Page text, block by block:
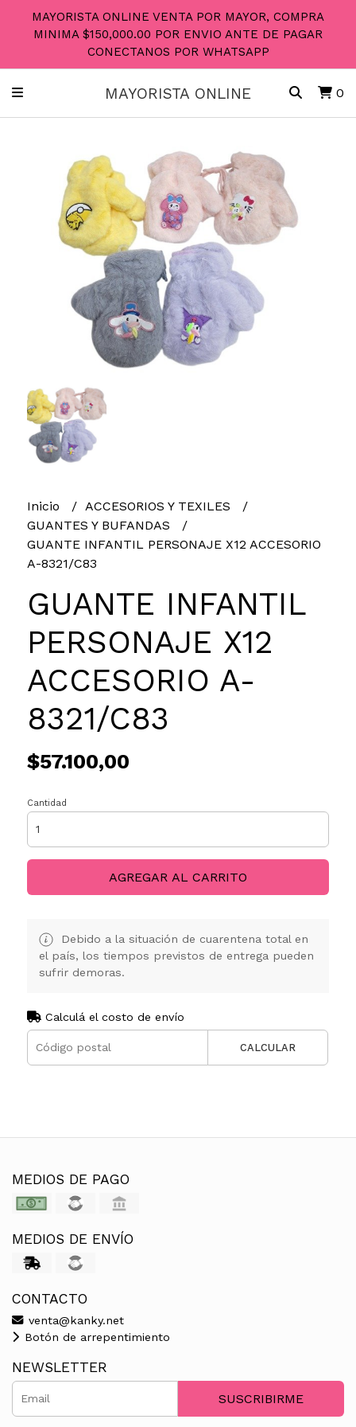
MAYORISTA ONLINE VENTA POR MAYOR, COMPRA
MINIMA $150,000.00 POR ENVIO ANTE DE PAGAR
CONECTANOS POR WHATSAPP
MAYORISTA ONLINE 0
Inicio
ACCESORIOS Y TEXILES
GUANTES Y BUFANDAS
GUANTE INFANTIL PERSONAJE X12 ACCESORIO
A-8321/C83
GUANTE INFANTIL
PERSONAJE X12
ACCESORIO A-
8321/C83
$57.100,00
Cantidad
AGREGAR AL CARRITO
Debido a la situación de cuarentena total en
el país, los tiempos previstos de entrega pueden
sufrir demoras.
Calculá el costo de envío
CALCULAR
MEDIOS DE PAGO
MEDIOS DE ENVÍO
CONTACTO
venta@kanky.net
Botón de arrepentimiento
NEWSLETTER
SUSCRIBIRME